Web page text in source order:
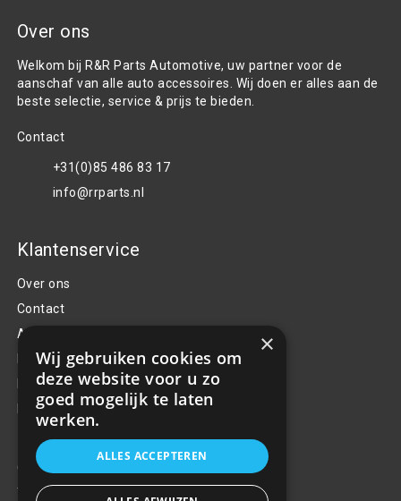
Over ons
Welkom bij R&R Parts Automotive, uw partner voor de
aanschaf van alle auto accessoires. Wij doen er alles aan de
beste selectie, service & prijs te bieden.
Contact
+31(0)85 486 83 17
info@rrparts.nl
Klantenservice
Over ons
Contact
Algemene voorwaarden
Privacy Policy
Klachten
Retouren en garantie
Handige links
Gereedschap
Tuning en styling
×
Wij gebruiken cookies om
deze website voor u zo
goed mogelijk te laten
werken.
ALLES ACCEPTEREN